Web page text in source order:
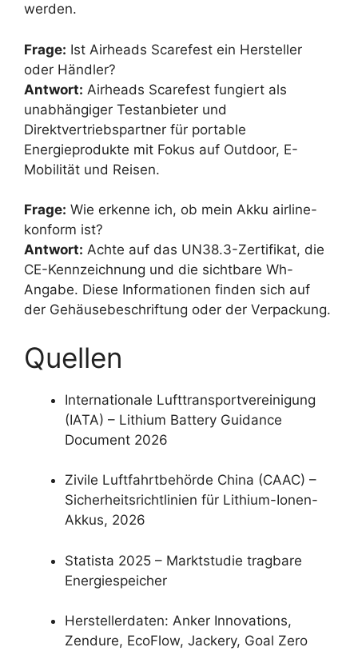
werden.
Frage: Ist Airheads Scarefest ein Hersteller
oder Händler?
Antwort: Airheads Scarefest fungiert als
unabhängiger Testanbieter und
Direktvertriebspartner für portable
Energieprodukte mit Fokus auf Outdoor, E-
Mobilität und Reisen.
Frage: Wie erkenne ich, ob mein Akku airline-
konform ist?
Antwort: Achte auf das UN38.3-Zertifikat, die
CE-Kennzeichnung und die sichtbare Wh-
Angabe. Diese Informationen finden sich auf
der Gehäusebeschriftung oder der Verpackung.
Quellen
Internationale Lufttransportvereinigung
(IATA) – Lithium Battery Guidance
Document 2026
Zivile Luftfahrtbehörde China (CAAC) –
Sicherheitsrichtlinien für Lithium-Ionen-
Akkus, 2026
Statista 2025 – Marktstudie tragbare
Energiespeicher
Herstellerdaten: Anker Innovations,
Zendure, EcoFlow, Jackery, Goal Zero